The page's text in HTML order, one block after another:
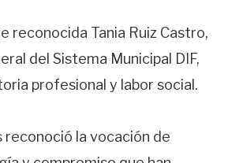
reconocida Tania Ruiz Castro,
del Sistema Municipal DIF,
profesional y labor social.
reconoció la vocación de